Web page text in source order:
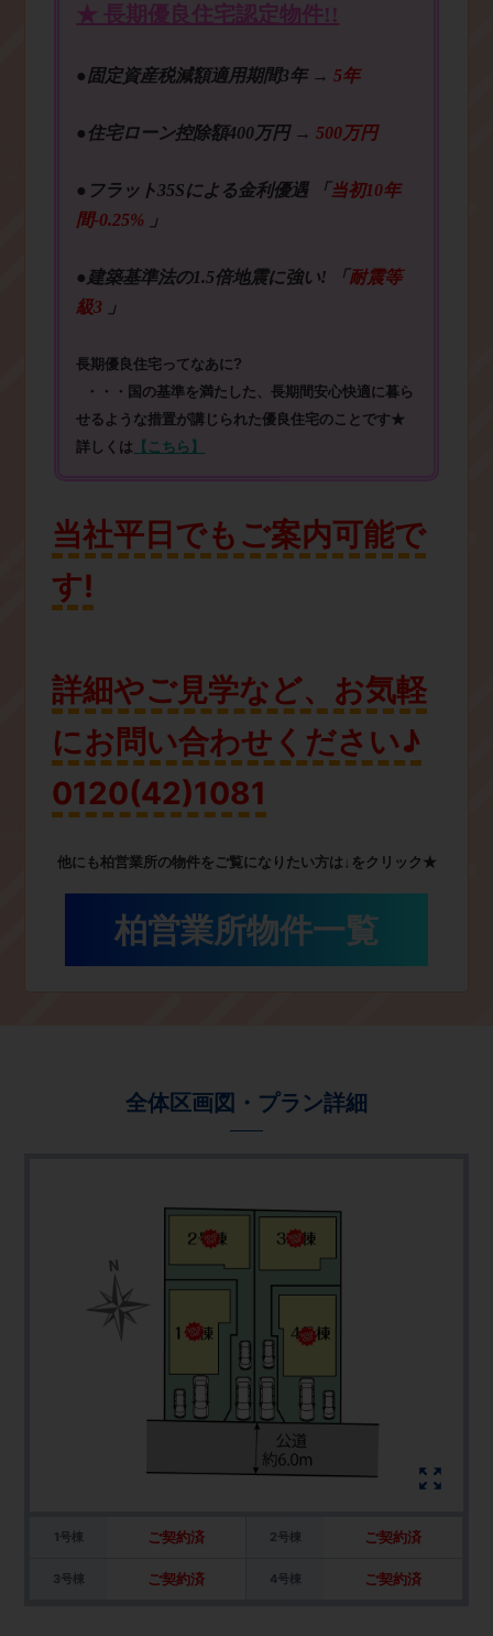
★ 長期優良住宅認定物件!!
●固定資産税減額適用期間3年 →5年
●住宅ローン控除額400万円 →500万円
●フラット35Sによる金利優遇 「 当初10年
間-0.25% 」
●建築基準法の1.5倍地震に強い! 「 耐震等
級3 」
長期優良住宅ってなあに?
・・・国の基準を満たした、長期間安心快適に暮ら
せるような措置が講じられた優良住宅のことです★
詳しくは 【こちら】
当社平日でもご案内可能で
す!
詳細やご見学など、お気軽
にお問い合わせください♪
0120(42)1081
他にも柏営業所の物件をご覧になりたい方は↓をクリック★
柏営業所物件一覧
全体区画図・プラン詳細
1号棟 ご契約済 2号棟 ご契約済
3号棟 ご契約済 4号棟 ご契約済